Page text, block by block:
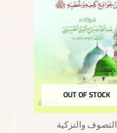
OUT OF STOCK
التصوف والتزكية